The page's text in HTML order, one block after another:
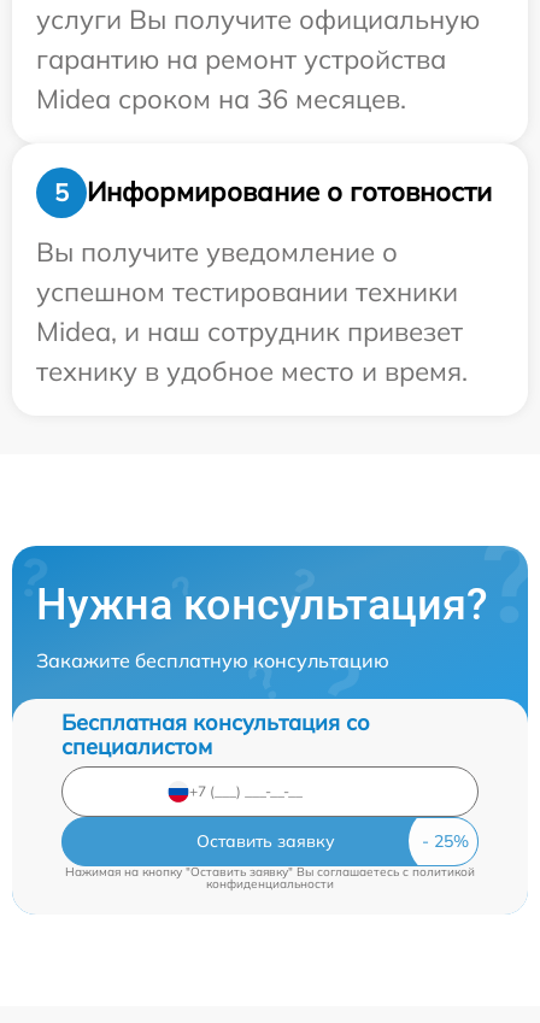
услуги Вы получите официальную
гарантию на ремонт устройства
Midea сроком на 36 месяцев.
5
Информирование о готовности
Вы получите уведомление о
успешном тестировании техники
Midea, и наш сотрудник привезет
технику в удобное место и время.
Нужна консультация?
Закажите бесплатную консультацию
Бесплатная консультация со
специалистом
Оставить заявку
Нажимая на кнопку "Оставить заявку" Вы соглашаетесь cполитикой
конфиденциальности